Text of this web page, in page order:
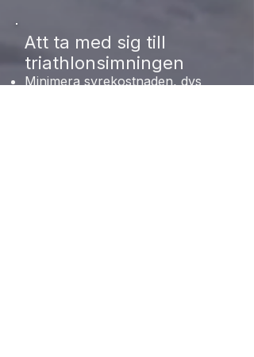
Att ta med sig till
triathlonsimningen
Minimera syrekostnaden, dvs